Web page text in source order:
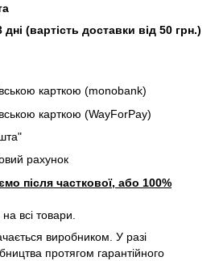
дні (вартість доставки від 50 грн.)
карткою (monobank)
карткою (WayForPay)
рахунок
після часткової, або 100%
всі товари.
виробником. У разі
протягом гарантійного